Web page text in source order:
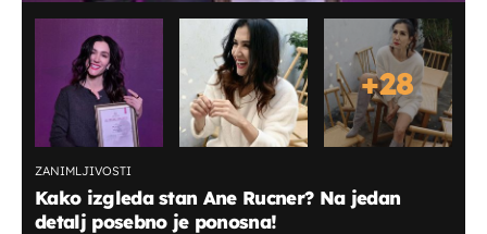
+28
ZANIMLJIVOSTI
Kako izgleda stan Ane Rucner? Na jedan
detalj posebno je ponosna!